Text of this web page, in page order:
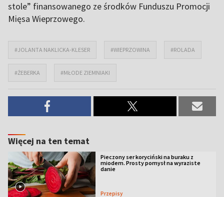
stole” finansowanego ze środków Funduszu Promocji
Mięsa Wieprzowego.
#JOLANTA NAKLICKA-KLESER #WIEPRZOWINA #ROLADA
#ŻEBERKA #MŁODE ZIEMNIAKI
Więcej na ten temat
Pieczony ser koryciński na buraku z
miodem. Prosty pomysł na wyraziste
danie
Przepisy